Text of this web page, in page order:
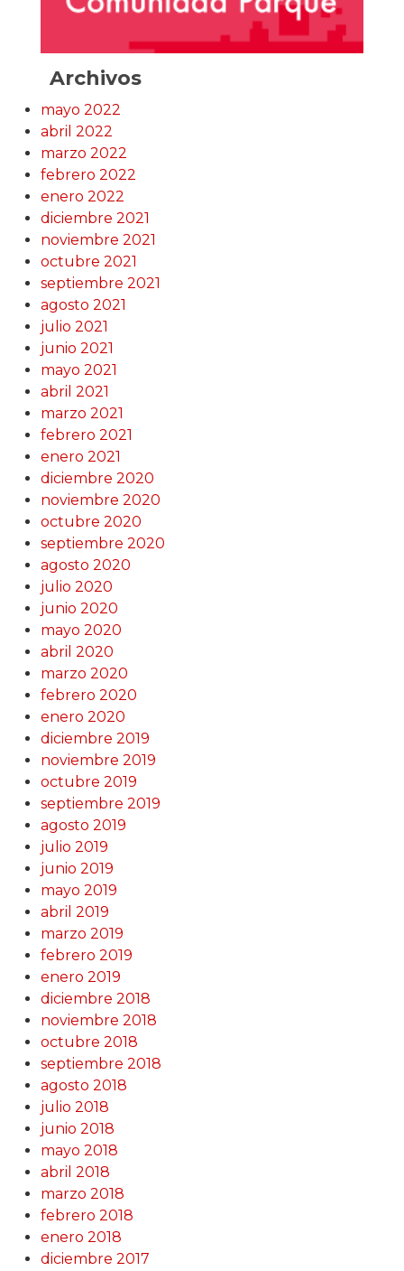
Archivos
mayo 2022
abril 2022
marzo 2022
febrero 2022
enero 2022
diciembre 2021
noviembre 2021
octubre 2021
septiembre 2021
agosto 2021
julio 2021
junio 2021
mayo 2021
abril 2021
marzo 2021
febrero 2021
enero 2021
diciembre 2020
noviembre 2020
octubre 2020
septiembre 2020
agosto 2020
julio 2020
junio 2020
mayo 2020
abril 2020
marzo 2020
febrero 2020
enero 2020
diciembre 2019
noviembre 2019
octubre 2019
septiembre 2019
agosto 2019
julio 2019
junio 2019
mayo 2019
abril 2019
marzo 2019
febrero 2019
enero 2019
diciembre 2018
noviembre 2018
octubre 2018
septiembre 2018
agosto 2018
julio 2018
junio 2018
mayo 2018
abril 2018
marzo 2018
febrero 2018
enero 2018
diciembre 2017